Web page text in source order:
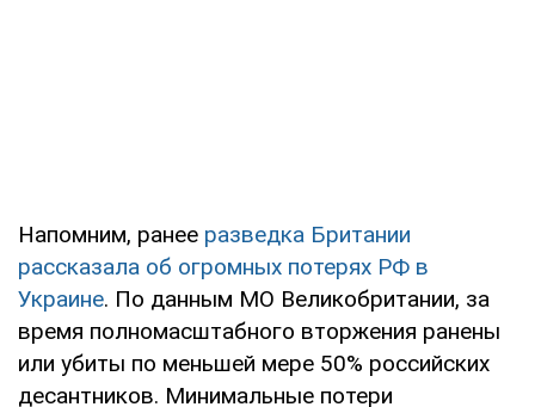
Напомним, ранее разведка Британии
рассказала об огромных потерях РФ в
Украине. По данным МО Великобритании, за
время полномасштабного вторжения ранены
или убиты по меньшей мере 50% российских
десантников. Минимальные потери